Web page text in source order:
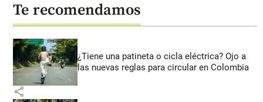
Te recomendamos
¿Tiene una patineta o cicla eléctrica? Ojo a
las nuevas reglas para circular en Colombia
share